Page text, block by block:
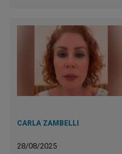
CARLA ZAMBELLI
28/08/2025